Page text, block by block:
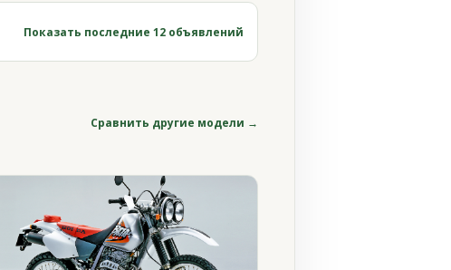
Показать последние 12 объявлений
Сравнить другие модели →